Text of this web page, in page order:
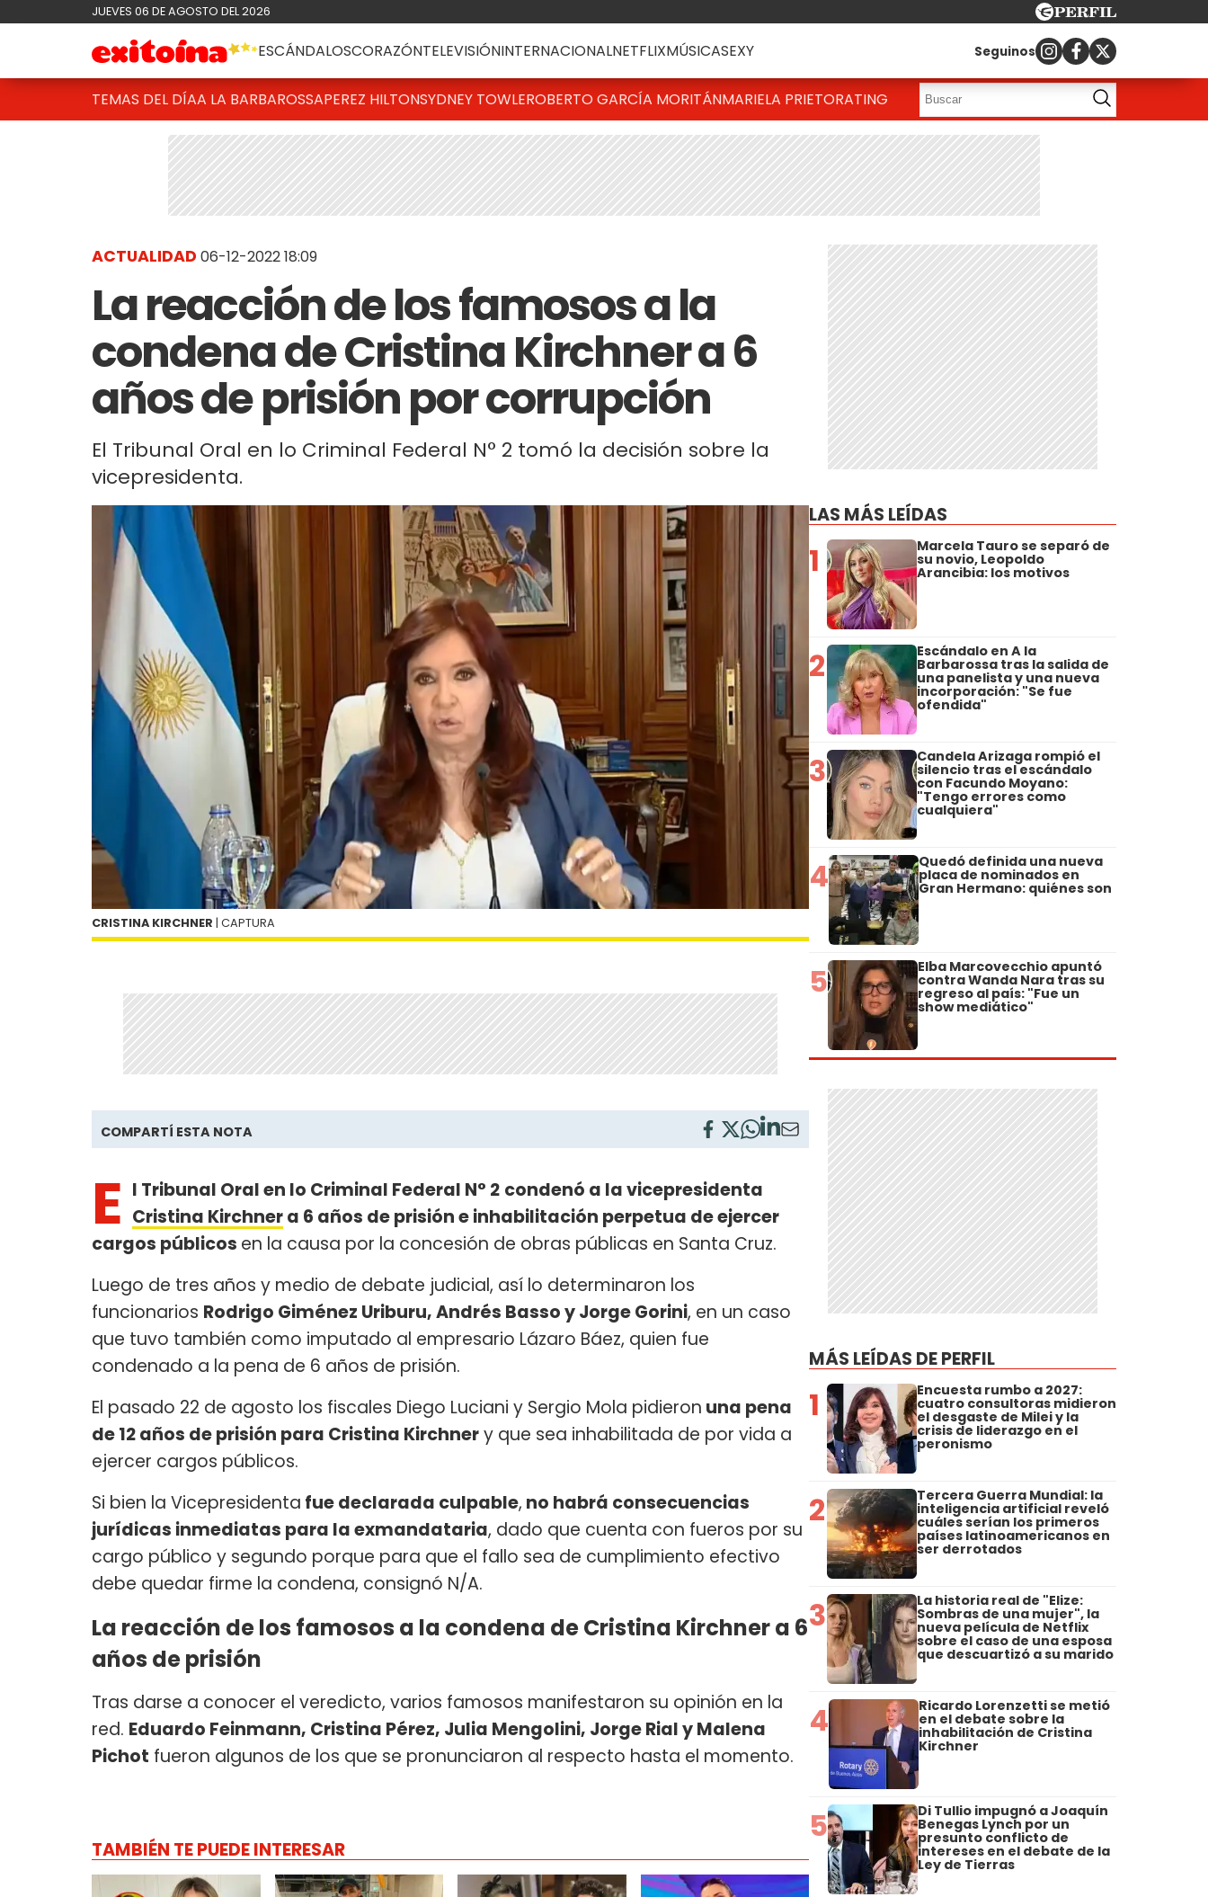
JUEVES 06 DE AGOSTO DEL 2026
ESCÁNDALOSCORAZÓNTELEVISIÓNINTERNACIONALNETFLIXMÚSICASEXY Seguinos
TEMAS DEL DÍAA LA BARBAROSSAPEREZ HILTONSYDNEY TOWLEROBERTO GARCÍA MORITÁNMARIELA PRIETORATING
ACTUALIDAD 06-12-2022 18:09
La reacción de los famosos a la
condena de Cristina Kirchner a 6
años de prisión por corrupción
El Tribunal Oral en lo Criminal Federal N° 2 tomó la decisión sobre la
vicepresidenta.
CRISTINA KIRCHNER | CAPTURA
COMPARTÍ ESTA NOTA
E l Tribunal Oral en lo Criminal Federal N° 2 condenó a la vicepresidenta
Cristina Kirchnera 6 años de prisión e inhabilitación perpetua de ejercer
cargos públicos en la causa por la concesión de obras públicas en Santa Cruz.
Luego de tres años y medio de debate judicial, así lo determinaron los
funcionarios Rodrigo Giménez Uriburu, Andrés Basso y Jorge Gorini, en un caso
que tuvo también como imputado al empresario Lázaro Báez, quien fue
condenado a la pena de 6 años de prisión.
El pasado 22 de agosto los fiscales Diego Luciani y Sergio Mola pidieron una pena
de 12 años de prisión para Cristina Kirchnery que sea inhabilitada de por vida a
ejercer cargos públicos.
Si bien la Vicepresidenta fue declarada culpable, no habrá consecuencias
jurídicas inmediatas para la exmandataria, dado que cuenta con fueros por su
cargo público y segundo porque para que el fallo sea de cumplimiento efectivo
debe quedar firme la condena, consignó N/A.
La reacción de los famosos a la condena de Cristina Kirchner a 6
años de prisión
Tras darse a conocer el veredicto, varios famosos manifestaron su opinión en la
red. Eduardo Feinmann, Cristina Pérez, Julia Mengolini, Jorge Rial y Malena
Pichot fueron algunos de los que se pronunciaron al respecto hasta el momento.
TAMBIÉN TE PUEDE INTERESAR
LAS MÁS LEÍDAS
1 Marcela Tauro se separó de
su novio, Leopoldo
Arancibia: los motivos
2 Escándalo en A la
Barbarossa tras la salida de
una panelista y una nueva
incorporación: "Se fue
ofendida"
3 Candela Arizaga rompió el
silencio tras el escándalo
con Facundo Moyano:
"Tengo errores como
cualquiera"
4 Quedó definida una nueva
placa de nominados en
Gran Hermano: quiénes son
5 Elba Marcovecchio apuntó
contra Wanda Nara tras su
regreso al país: "Fue un
show mediático"
MÁS LEÍDAS DE PERFIL
1 Encuesta rumbo a 2027:
cuatro consultoras midieron
el desgaste de Milei y la
crisis de liderazgo en el
peronismo
2 Tercera Guerra Mundial: la
inteligencia artificial reveló
cuáles serían los primeros
países latinoamericanos en
ser derrotados
3 La historia real de "Elize:
Sombras de una mujer", la
nueva película de Netflix
sobre el caso de una esposa
que descuartizó a su marido
4 Ricardo Lorenzetti se metió
en el debate sobre la
inhabilitación de Cristina
Kirchner
5 Di Tullio impugnó a Joaquín
Benegas Lynch por un
presunto conflicto de
intereses en el debate de la
Ley de Tierras